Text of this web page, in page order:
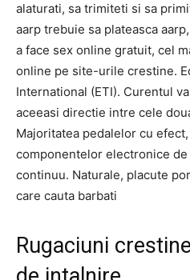
alaturati, sa trimiteti si sa
aarp trebuie sa plateasca
a face sex online gratuit, cel
online pe site-urile crestine.
International (ETI). Curentul
aceeasi directie intre cele
Majoritatea pedalelor cu
componentelor electronice
continuu. Naturale, placute
care cauta barbati
Rugaciuni